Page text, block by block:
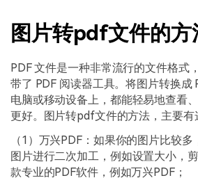
图片转pdf文件的方
PDF 文件是一种非常流行的文件格式
带了 PDF 阅读器工具。将图片转换成
电脑或移动设备上，都能轻易地查看
更好。图片转pdf文件的方法，主要有
（1）万兴PDF：如果你的图片比较
图片进行二次加工，例如设置大小，
款专业的PDF软件，例如万兴PDF；